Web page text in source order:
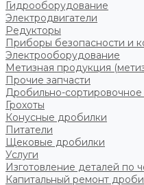
Гидрооборудование
Электродвигатели
Редукторы
Приборы безопасности и
Электрооборудование
Метизная продукция
Прочие запчасти
Дробильно-
Грохоты
Конусные дробилки
Питатели
Щековые дробилки
Услуги
Изготовление деталей по
Капитальный ремонт